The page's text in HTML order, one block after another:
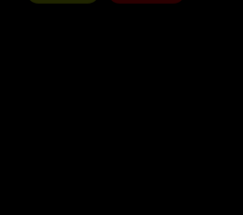
💬 Wsparcie: wszelkie błędy w